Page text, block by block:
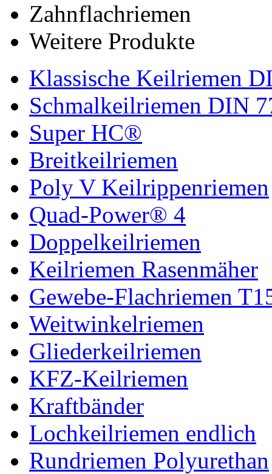
Zahnflachriemen
Weitere Produkte
Klassische Keilriemen
Schmalkeilriemen DIN
Super HC®
Breitkeilriemen
Poly V Keilrippenriemen
Quad-Power® 4
Doppelkeilriemen
Keilriemen Rasenmäher
Gewebe-Flachriemen
Weitwinkelriemen
Gliederkeilriemen
KFZ-Keilriemen
Kraftbänder
Lochkeilriemen endlich
Rundriemen Polyurethan